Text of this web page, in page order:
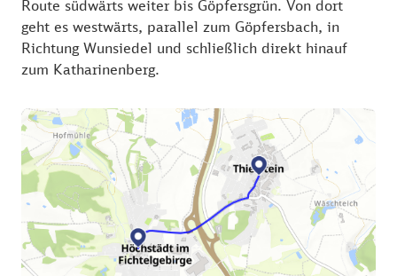
Route südwärts weiter bis Göpfersgrün. Von dort
geht es westwärts, parallel zum Göpfersbach, in
Richtung Wunsiedel und schließlich direkt hinauf
zum Katharinenberg.